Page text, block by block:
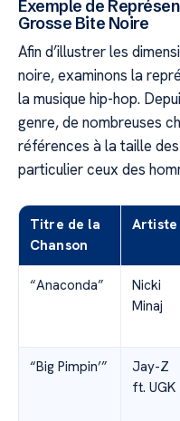
Exemple de
Grosse Bite Noire
Afin d’illustrer les
noire, examinons la
la musique hip-hop.
genre, de nombreuses
références à la taille
particulier ceux des
Titre de la
Chanson
Artiste
“Anaconda”
Nicki
Minaj
“Big Pimpin’”
Jay-Z
ft. UGK